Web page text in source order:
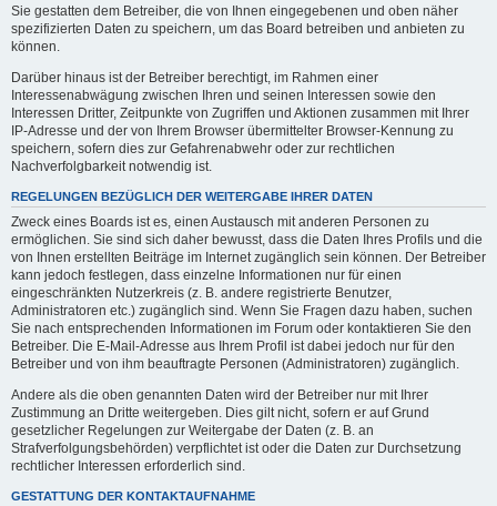
Sie gestatten dem Betreiber, die von Ihnen eingegebenen und oben näher
spezifizierten Daten zu speichern, um das Board betreiben und anbieten zu
können.
Darüber hinaus ist der Betreiber berechtigt, im Rahmen einer
Interessenabwägung zwischen Ihren und seinen Interessen sowie den
Interessen Dritter, Zeitpunkte von Zugriffen und Aktionen zusammen mit Ihrer
IP-Adresse und der von Ihrem Browser übermittelter Browser-Kennung zu
speichern, sofern dies zur Gefahrenabwehr oder zur rechtlichen
Nachverfolgbarkeit notwendig ist.
REGELUNGEN BEZÜGLICH DER WEITERGABE IHRER DATEN
Zweck eines Boards ist es, einen Austausch mit anderen Personen zu
ermöglichen. Sie sind sich daher bewusst, dass die Daten Ihres Profils und die
von Ihnen erstellten Beiträge im Internet zugänglich sein können. Der Betreiber
kann jedoch festlegen, dass einzelne Informationen nur für einen
eingeschränkten Nutzerkreis (z. B. andere registrierte Benutzer,
Administratoren etc.) zugänglich sind. Wenn Sie Fragen dazu haben, suchen
Sie nach entsprechenden Informationen im Forum oder kontaktieren Sie den
Betreiber. Die E-Mail-Adresse aus Ihrem Profil ist dabei jedoch nur für den
Betreiber und von ihm beauftragte Personen (Administratoren) zugänglich.
Andere als die oben genannten Daten wird der Betreiber nur mit Ihrer
Zustimmung an Dritte weitergeben. Dies gilt nicht, sofern er auf Grund
gesetzlicher Regelungen zur Weitergabe der Daten (z. B. an
Strafverfolgungsbehörden) verpflichtet ist oder die Daten zur Durchsetzung
rechtlicher Interessen erforderlich sind.
GESTATTUNG DER KONTAKTAUFNAHME